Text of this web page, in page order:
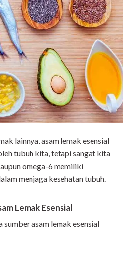
lainnya, asam lemak esensial
tubuh kita, tetapi sangat kita
omega-6 memiliki
menjaga kesehatan tubuh.
Lemak Esensial
asam lemak esensial